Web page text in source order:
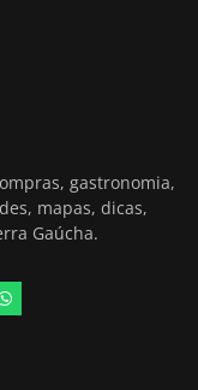
gastronomia,
mapas, dicas,
Gaúcha.